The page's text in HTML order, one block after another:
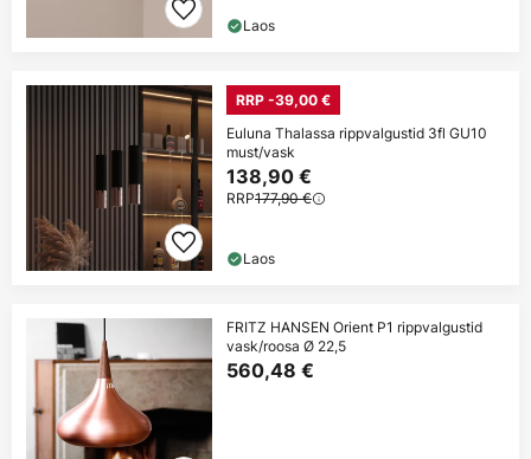
Laos
RRP -39,00 €
Euluna Thalassa rippvalgustid 3fl GU10
must/vask
138,90 €
RRP177,90 €
Laos
FRITZ HANSEN Orient P1 rippvalgustid
vask/roosa Ø 22,5
560,48 €